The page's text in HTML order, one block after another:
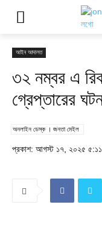
আইন আদালত
৩২ নম্বর এ
গ্রেপ্তারের
অনলাইন ডেস্ক । জনতা মেইল
প্রকাশ: আগস্ট ১৭, ২০২৫ ৫:১১